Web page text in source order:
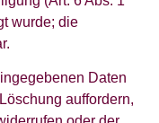
wurde; die
Daten
auffordern,